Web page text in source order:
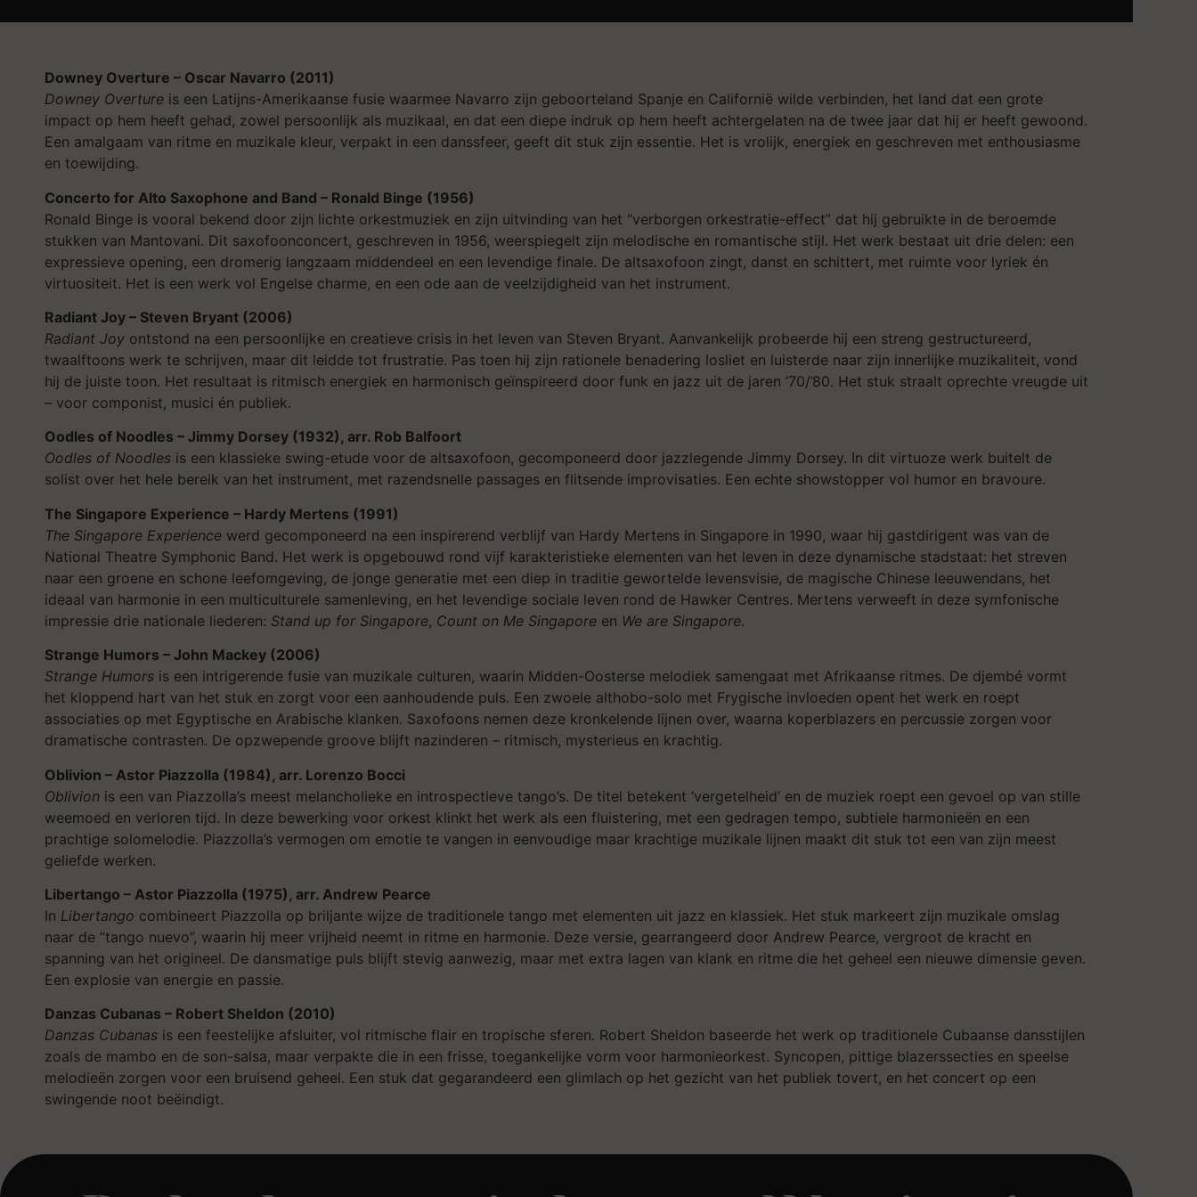
Downey Overture – Oscar Navarro (2011)
Downey Overture is een Latijns-Amerikaanse fusie waarmee Navarro zijn geboorteland Spanje en Californië wilde verbinden, het land dat een grote
impact op hem heeft gehad, zowel persoonlijk als muzikaal, en dat een diepe indruk op hem heeft achtergelaten na de twee jaar dat hij er heeft gewoond.
Een amalgaam van ritme en muzikale kleur, verpakt in een danssfeer, geeft dit stuk zijn essentie. Het is vrolijk, energiek en geschreven met enthousiasme
en toewijding.
Concerto for Alto Saxophone and Band – Ronald Binge (1956)
Ronald Binge is vooral bekend door zijn lichte orkestmuziek en zijn uitvinding van het “verborgen orkestratie-effect” dat hij gebruikte in de beroemde
stukken van Mantovani. Dit saxofoonconcert, geschreven in 1956, weerspiegelt zijn melodische en romantische stijl. Het werk bestaat uit drie delen: een
expressieve opening, een dromerig langzaam middendeel en een levendige finale. De altsaxofoon zingt, danst en schittert, met ruimte voor lyriek én
virtuositeit. Het is een werk vol Engelse charme, en een ode aan de veelzijdigheid van het instrument.
Radiant Joy – Steven Bryant (2006)
Radiant Joy ontstond na een persoonlijke en creatieve crisis in het leven van Steven Bryant. Aanvankelijk probeerde hij een streng gestructureerd,
twaalftoons werk te schrijven, maar dit leidde tot frustratie. Pas toen hij zijn rationele benadering losliet en luisterde naar zijn innerlijke muzikaliteit, vond
hij de juiste toon. Het resultaat is ritmisch energiek en harmonisch geïnspireerd door funk en jazz uit de jaren ’70/’80. Het stuk straalt oprechte vreugde uit
– voor componist, musici én publiek.
Oodles of Noodles – Jimmy Dorsey (1932), arr. Rob Balfoort
Oodles of Noodles is een klassieke swing-etude voor de altsaxofoon, gecomponeerd door jazzlegende Jimmy Dorsey. In dit virtuoze werk buitelt de
solist over het hele bereik van het instrument, met razendsnelle passages en flitsende improvisaties. Een echte showstopper vol humor en bravoure.
The Singapore Experience – Hardy Mertens (1991)
The Singapore Experience werd gecomponeerd na een inspirerend verblijf van Hardy Mertens in Singapore in 1990, waar hij gastdirigent was van de
National Theatre Symphonic Band. Het werk is opgebouwd rond vijf karakteristieke elementen van het leven in deze dynamische stadstaat: het streven
naar een groene en schone leefomgeving, de jonge generatie met een diep in traditie gewortelde levensvisie, de magische Chinese leeuwendans, het
ideaal van harmonie in een multiculturele samenleving, en het levendige sociale leven rond de Hawker Centres. Mertens verweeft in deze symfonische
impressie drie nationale liederen: Stand up for Singapore, Count on Me Singapore en We are Singapore.
Strange Humors – John Mackey (2006)
Strange Humors is een intrigerende fusie van muzikale culturen, waarin Midden-Oosterse melodiek samengaat met Afrikaanse ritmes. De djembé vormt
het kloppend hart van het stuk en zorgt voor een aanhoudende puls. Een zwoele althobo-solo met Frygische invloeden opent het werk en roept
associaties op met Egyptische en Arabische klanken. Saxofoons nemen deze kronkelende lijnen over, waarna koperblazers en percussie zorgen voor
dramatische contrasten. De opzwepende groove blijft nazinderen – ritmisch, mysterieus en krachtig.
Oblivion – Astor Piazzolla (1984), arr. Lorenzo Bocci
Oblivion is een van Piazzolla’s meest melancholieke en introspectieve tango’s. De titel betekent ‘vergetelheid’ en de muziek roept een gevoel op van stille
weemoed en verloren tijd. In deze bewerking voor orkest klinkt het werk als een fluistering, met een gedragen tempo, subtiele harmonieën en een
prachtige solomelodie. Piazzolla’s vermogen om emotie te vangen in eenvoudige maar krachtige muzikale lijnen maakt dit stuk tot een van zijn meest
geliefde werken.
Libertango – Astor Piazzolla (1975), arr. Andrew Pearce
In Libertango combineert Piazzolla op briljante wijze de traditionele tango met elementen uit jazz en klassiek. Het stuk markeert zijn muzikale omslag
naar de “tango nuevo”, waarin hij meer vrijheid neemt in ritme en harmonie. Deze versie, gearrangeerd door Andrew Pearce, vergroot de kracht en
spanning van het origineel. De dansmatige puls blijft stevig aanwezig, maar met extra lagen van klank en ritme die het geheel een nieuwe dimensie geven.
Een explosie van energie en passie.
Danzas Cubanas – Robert Sheldon (2010)
Danzas Cubanas is een feestelijke afsluiter, vol ritmische flair en tropische sferen. Robert Sheldon baseerde het werk op traditionele Cubaanse dansstijlen
zoals de mambo en de son-salsa, maar verpakte die in een frisse, toegankelijke vorm voor harmonieorkest. Syncopen, pittige blazerssecties en speelse
melodieën zorgen voor een bruisend geheel. Een stuk dat gegarandeerd een glimlach op het gezicht van het publiek tovert, en het concert op een
swingende noot beëindigt.